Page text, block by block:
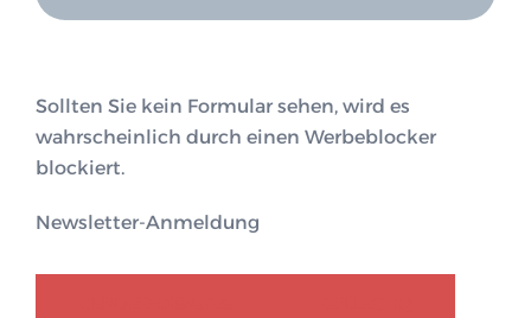
Sollten Sie kein Formular sehen, wird es
wahrscheinlich durch einen Werbeblocker
blockiert.
Newsletter-Anmeldung